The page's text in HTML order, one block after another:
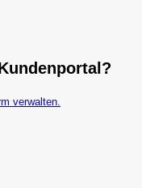
verwalten.